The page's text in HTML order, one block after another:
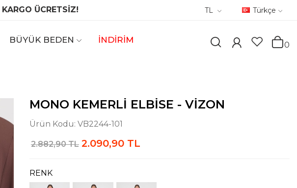
KARGO ÜCRETSİZ! TL Türkçe
BÜYÜK BEDEN İNDİRİM
0
MONO KEMERLI ELBISE - VIZON
Ürün Kodu: VB2244-101
2.882,90 TL 2.090,90 TL
RENK